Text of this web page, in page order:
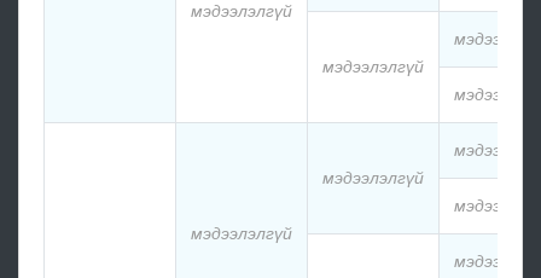
мэдээлэлгүй
мэдээлэлгүй
мэдээлэлгүй
мэдээлэлгүй